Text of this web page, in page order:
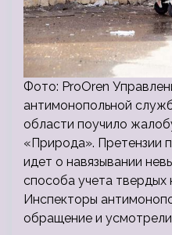
Фото: ProOren
антимонопольной
области поучило
«Природа». Претензии
идет о навязывании
способа учета твердых
Инспекторы
обращение и